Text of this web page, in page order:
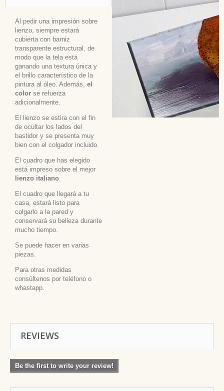
Al pedir una impresión sobre
lienzo, siempre estará
cubierta con barniz
transparente estructural, de
modo que la tela está
ganando una textura única y
el brillo característico de la
pintura al óleo. Además, el
color se refuerza
adicionalmente.
El lienzo se estira con el fin
de ocultar los lados del
bastidor y se presenta muy
bien con el colgador incluido.
El cuadro que has elegido
está impreso sobre el mejor
lienzo italiano
El cuadro que llegará a tu
casa, estará listo para
colgarlo a la pared y
conservará su belleza durante
mucho tiempo.
Se puede hacer en varias
piezas.
Para otras medidas
consúltenos por teléfono o
whastapp.
REVIEWS
Be the first to write your review!